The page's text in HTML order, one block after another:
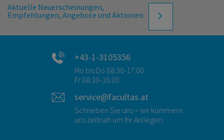
Aktuelle Neuerscheinungen,
Empfehlungen, Angebote und Aktionen
+43-1-3105356
Mo bis Do 08:30-17:00
Fr 08:30-16:00
service@facultas.at
Schreiben Sie uns – wir kümmern
uns zeitnah um Ihr Anliegen.